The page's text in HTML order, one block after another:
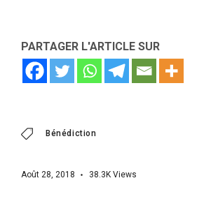
PARTAGER L'ARTICLE SUR
Bénédiction
Août 28, 2018 38.3K Views